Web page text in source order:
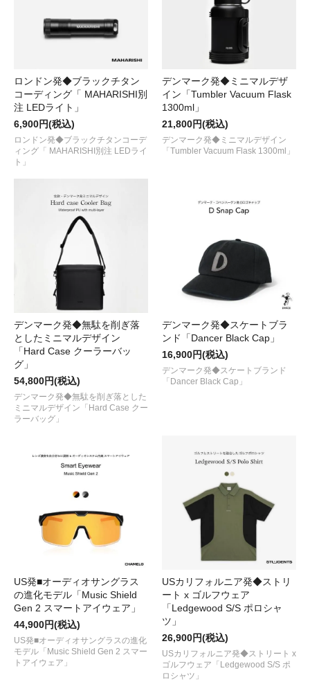
ロンドン発◆ブラックチタン
コーディング「 MAHARISHI別
注 LEDライト」
6,900円(税込)
ロンドン発◆ブラックチタンコーデ
ィング「 MAHARISHI別注 LEDライ
ト」
デンマーク発◆ミニマルデザ
イン「Tumbler Vacuum Flask
1300ml」
21,800円(税込)
デンマーク発◆ミニマルデザイン
「Tumbler Vacuum Flask 1300ml」
デンマーク発◆無駄を削ぎ落
としたミニマルデザイン
「Hard Case クーラーバッ
グ」
54,800円(税込)
デンマーク発◆無駄を削ぎ落とした
ミニマルデザイン「Hard Case クー
ラーバッグ」
デンマーク発◆スケートブラ
ンド「Dancer Black Cap」
16,900円(税込)
デンマーク発◆スケートブランド
「Dancer Black Cap」
US発■オーディオサングラス
の進化モデル「Music Shield
Gen 2 スマートアイウェア」
44,900円(税込)
US発■オーディオサングラスの進化
モデル「Music Shield Gen 2 スマー
トアイウェア」
USカリフォルニア発◆ストリ
ート x ゴルフウェア
「Ledgewood S/S ポロシャ
ツ」
26,900円(税込)
USカリフォルニア発◆ストリート x
ゴルフウェア「Ledgewood S/S ポ
ロシャツ」